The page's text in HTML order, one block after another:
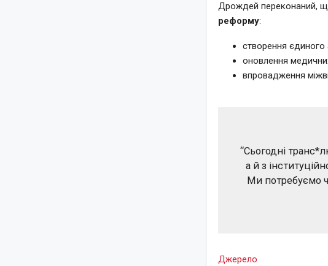
Дрождей переконаний,
реформу:
створення єдиного
оновлення
впровадження
“Сьогодні
а й з
Ми потребуємо
Джерело